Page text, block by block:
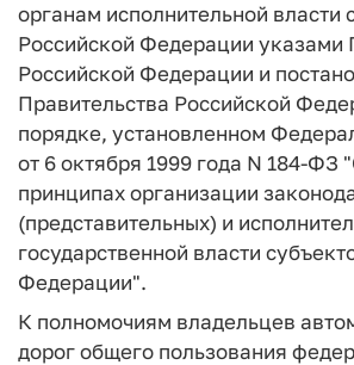
органам исполнительной власти
Российской Федерации указами
Российской Федерации и
Правительства Российской
порядке, установленном
от 6 октября 1999 года N 184-ФЗ
принципах организации
(представительных) и
государственной власти
Федерации".
К полномочиям владельцев
дорог общего пользования